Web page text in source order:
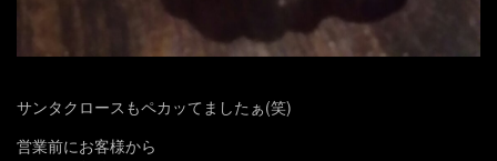
サンタクロースもペカッてましたぁ(笑)
営業前にお客様から